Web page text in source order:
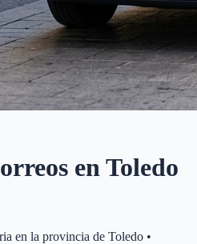
enToledo
en la provincia de Toledo •